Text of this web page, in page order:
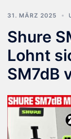
31. MÄRZ 2025
Shure
Lohnt
SM7dB